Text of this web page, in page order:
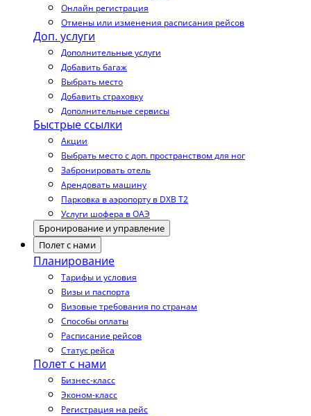
Онлайн регистрация
Отмены или изменения расписания рейсов
Доп. услуги
Дополнительные услуги
Добавить багаж
Выбрать место
Добавить страховку
Дополнительные сервисы
Быстрые ссылки
Акции
Выбрать место с доп. пространством для ног
Забронировать отель
Арендовать машину
Парковка в аэропорту в DXB T2
Услуги шофера в ОАЭ
Бронирование и управление
Полет с нами
Планирование
Тарифы и условия
Визы и паспорта
Визовые требования по странам
Способы оплаты
Расписание рейсов
Статус рейса
Полет с нами
Бизнес-класс
Эконом-класс
Регистрация на рейс